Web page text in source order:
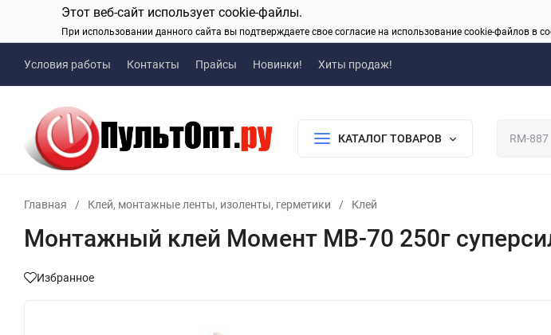
Этот веб-сайт использует cookie-файлы.
При использовании данного сайта вы подтверждаете свое согласие на использование cookie-файлов в
Условия работы Контакты Прайсы Новинки! Хиты продаж!
КАТАЛОГ ТОВАРОВ
Главная / Клей, монтажные ленты, изоленты, герметики / Клей
Монтажный клей Момент MB-70 250г
Избранное